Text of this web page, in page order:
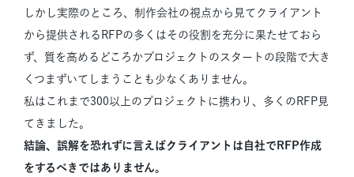
しかし実際のところ、制作会社の視点から見てクライアント
から提供されるRFPの多くはその役割を充分に果たせておら
ず、質を高めるどころかプロジェクトのスタートの段階で大き
くつまずいてしまうことも少なくありません。
私はこれまで300以上のプロジェクトに携わり、多くのRFP見
てきました。
結論、誤解を恐れずに言えばクライアントは自社でRFP作成
をするべきではありません。